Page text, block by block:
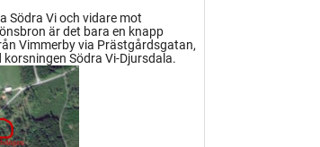
Södra Vi och vidare mot
är det bara en knapp
Vimmerby via Prästgårdsgatan,
Södra Vi-Djursdala.